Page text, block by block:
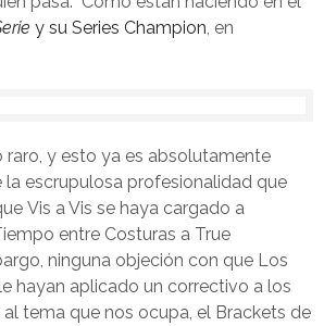
y su Series Champion , en
raro, y esto ya es absolutamente
la escrupulosa profesionalidad que
Vis a Vis se haya cargado a
entre Costuras a True
ninguna objeción con que Los
hayan aplicado un correctivo a los
tema que nos ocupa, el Brackets de